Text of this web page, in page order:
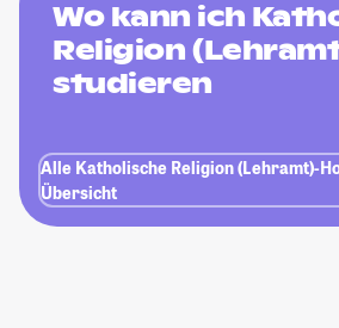
Wo kann ich
Religion
studieren
Alle Katholische Religion (Lehramt)-
Übersicht